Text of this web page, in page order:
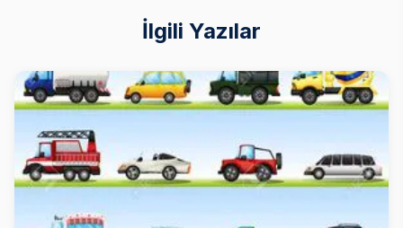
İlgili Yazılar